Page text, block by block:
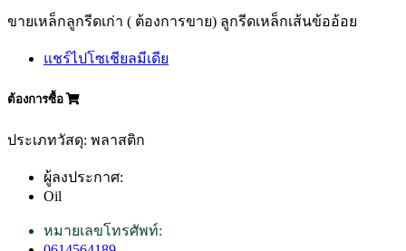
ขายเหล็กลูกรีดเก่า ( ต้องการขาย) ลูกรีดเหล็กเส้นข้ออ้อย
แชร์ไปโซเชียลมีเดีย
ต้องการซื้อ
ประเภทวัสดุ: พลาสติก
ผู้ลงประกาศ:
Oil
หมายเลขโทรศัพท์: